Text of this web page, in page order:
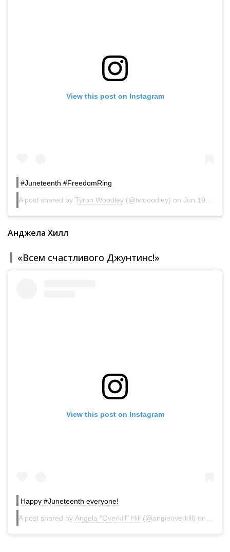
View this post on Instagram
#Juneteenth #FreedomRing
A post shared by Tyron Woodley (@twooodley) on Jun 19, 2020 at 7:23am PDT
Анджела Хилл
«Всем счастливого Джунтинс!»
View this post on Instagram
Happy #Juneteenth everyone!
A post shared by Angela "Overkill" Hill (@angieoverkill) on